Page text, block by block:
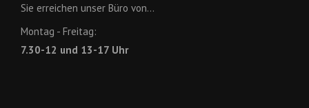
Sie erreichen unser Büro von...
Montag - Freitag:
7.30-12 und 13-17 Uhr